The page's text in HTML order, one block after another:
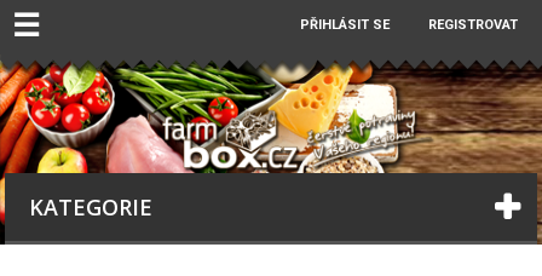
☰ PŘIHLÁSIT SE REGISTROVAT
KATEGORIE